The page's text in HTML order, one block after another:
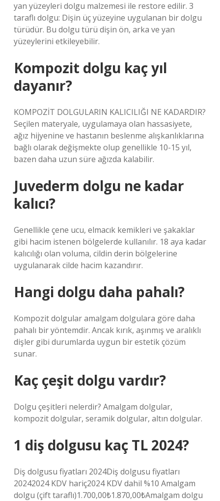
yan yüzeyleri dolgu malzemesi ile restore edilir. 3
taraflı dolgu: Dişin üç yüzeyine uygulanan bir dolgu
türüdür. Bu dolgu türü dişin ön, arka ve yan
yüzeylerini etkileyebilir.
Kompozit dolgu kaç yıl
dayanır?
KOMPOZİT DOLGULARIN KALICILIĞI NE KADARDIR?
Seçilen materyale, uygulamaya olan hassasiyete,
ağız hijyenine ve hastanın beslenme alışkanlıklarına
bağlı olarak değişmekte olup genellikle 10-15 yıl,
bazen daha uzun süre ağızda kalabilir.
Juvederm dolgu ne kadar
kalıcı?
Genellikle çene ucu, elmacık kemikleri ve şakaklar
gibi hacim istenen bölgelerde kullanılır. 18 aya kadar
kalıcılığı olan voluma, cildin derin bölgelerine
uygulanarak cilde hacim kazandırır.
Hangi dolgu daha pahalı?
Kompozit dolgular amalgam dolgulara göre daha
pahalı bir yöntemdir. Ancak kırık, aşınmış ve aralıklı
dişler gibi durumlarda uygun bir estetik çözüm
sunar.
Kaç çeşit dolgu vardır?
Dolgu çeşitleri nelerdir? Amalgam dolgular,
kompozit dolgular, seramik dolgular, altın dolgular.
1 diş dolgusu kaç TL 2024?
Diş dolgusu fiyatları 2024Diş dolgusu fiyatları
20242024 KDV hariç2024 KDV dahil %10 Amalgam
dolgu (çift taraflı)1.700,00₺1.870,00₺Amalgam dolgu